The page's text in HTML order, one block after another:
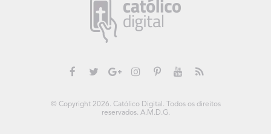
© Copyright 2026. Católico Digital. Todos os direitos
reservados. A.M.D.G.